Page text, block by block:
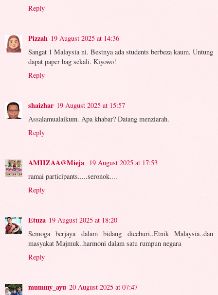
Reply
Pizzah 19 August 2025 at 14:36
Sangat 1 Malaysia ni. Bestnya ada students berbeza kaum. Untung
dapat paper bag sekali. Kiyowo!
Reply
shaizhar 19 August 2025 at 15:57
Assalamualaikum. Apa khabar? Datang menziarah.
Reply
AMIIZAA@Mieja 19 August 2025 at 17:53
ramai participants.....seronok....
Reply
Etuza 19 August 2025 at 18:20
Semoga berjaya dalam bidang diceburi..Etnik Malaysia..dan
masyakat Majmuk..harmoni dalam satu rumpun negara
Reply
mummy_ayu 20 August 2025 at 07:47